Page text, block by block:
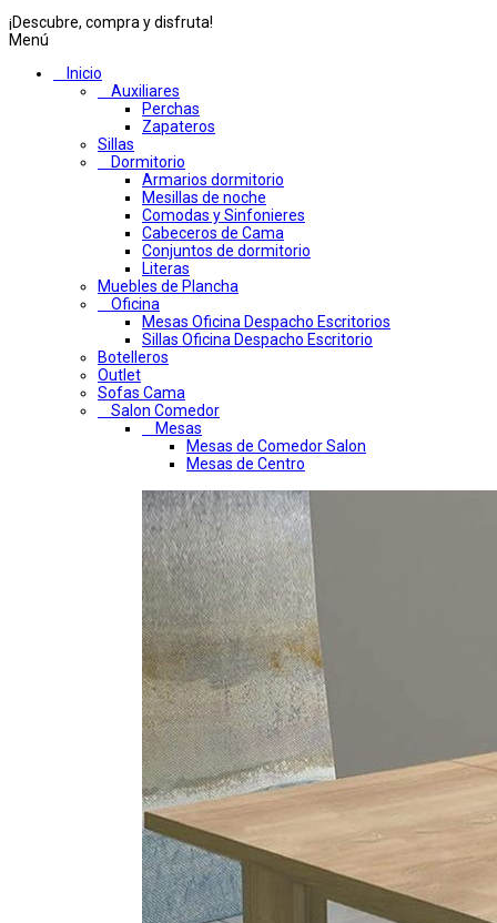
¡Descubre, compra y disfruta!
Menú
Inicio
Auxiliares
Perchas
Zapateros
Sillas
Dormitorio
Armarios dormitorio
Mesillas de noche
Comodas y Sinfonieres
Cabeceros de Cama
Conjuntos de dormitorio
Literas
Muebles de Plancha
Oficina
Mesas Oficina Despacho Escritorios
Sillas Oficina Despacho Escritorio
Botelleros
Outlet
Sofas Cama
Salon Comedor
Mesas
Mesas de Comedor Salon
Mesas de Centro